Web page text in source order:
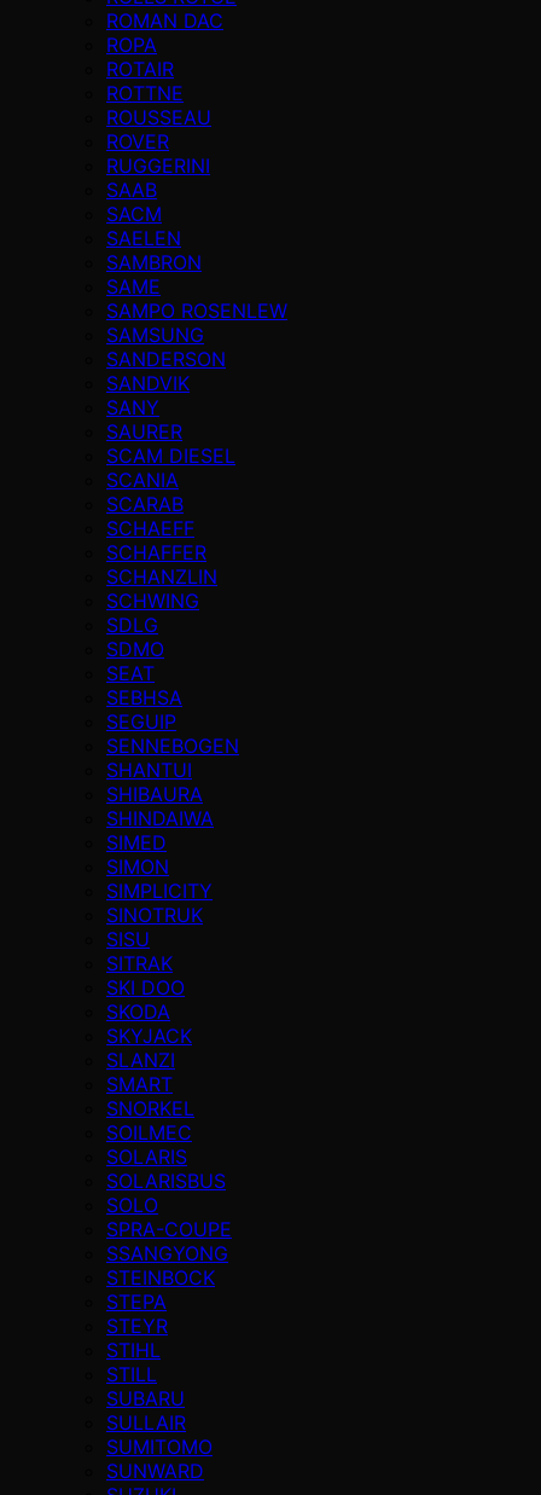
ROMAN DAC
ROPA
ROTAIR
ROTTNE
ROUSSEAU
ROVER
RUGGERINI
SAAB
SACM
SAELEN
SAMBRON
SAME
SAMPO ROSENLEW
SAMSUNG
SANDERSON
SANDVIK
SANY
SAURER
SCAM DIESEL
SCANIA
SCARAB
SCHAEFF
SCHAFFER
SCHANZLIN
SCHWING
SDLG
SDMO
SEAT
SEBHSA
SEGUIP
SENNEBOGEN
SHANTUI
SHIBAURA
SHINDAIWA
SIMED
SIMON
SIMPLICITY
SINOTRUK
SISU
SITRAK
SKI DOO
SKODA
SKYJACK
SLANZI
SMART
SNORKEL
SOILMEC
SOLARIS
SOLARISBUS
SOLO
SPRA-COUPE
SSANGYONG
STEINBOCK
STEPA
STEYR
STIHL
STILL
SUBARU
SULLAIR
SUMITOMO
SUNWARD